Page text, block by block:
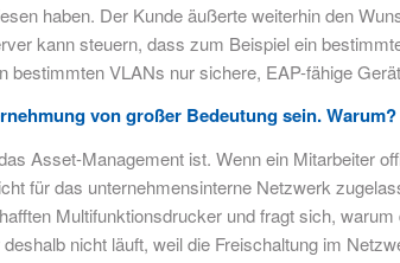
haben. Der Kunde äußerte weiterhin den
kann steuern, dass zum Beispiel ein
VLANs nur sichere, EAP-fähige
von großer Bedeutung sein. Warum?
Asset-Management ist. Wenn ein Mitarbeiter
für das unternehmensinterne Netzwerk
Multifunktionsdrucker und fragt sich,
nicht läuft, weil die Freischaltung im